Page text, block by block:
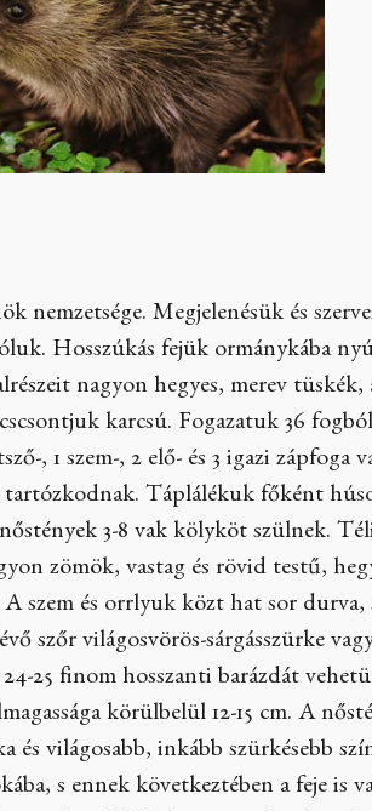
nemzetsége. Megjelenésük és
Hosszúkás fejük ormánykába
nagyon hegyes, merev
karcsú. Fogazatuk 36
, 1 szem-, 2 elő- és 3 igazi zápfoga
Táplálékuk főként
3-8 vak kölyköt szülnek.
zömök, vastag és rövid testű,
szem és orrlyuk közt hat sor durva,
szőr világosvörös-sárgásszürke
25 finom hosszanti barázdát
körülbelül 12-15 cm. A
és világosabb, inkább szürkésebb
s ennek következtében a feje is